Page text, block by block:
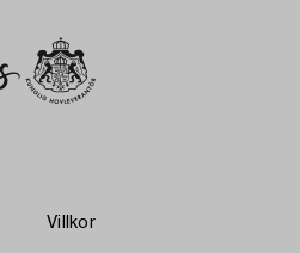
Villkor